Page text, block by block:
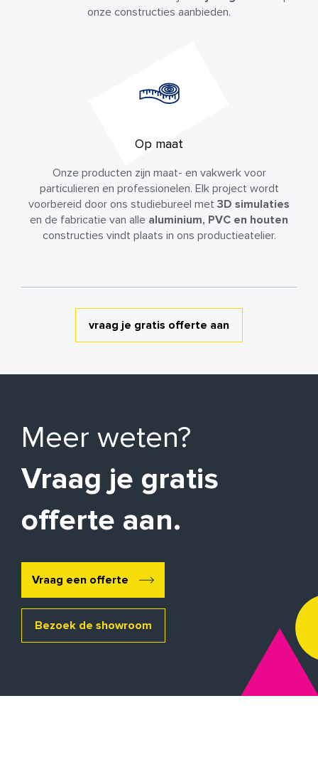
onze constructies aanbieden.
Op maat
Onze producten zijn maat- en vakwerk voor
particulieren en professionelen. Elk project wordt
voorbereid door ons studiebureel met 3D simulaties
en de fabricatie van alle aluminium, PVC en houten
constructies vindt plaats in ons productieatelier.
vraag je gratis offerte aan
Meer weten?
Vraag je gratis
offerte aan.
Vraag een offerte
Bezoek de showroom